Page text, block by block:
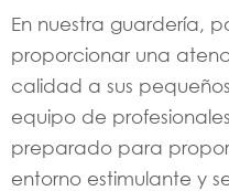
En nuestra guardería,
proporcionar una
calidad a sus
equipo de
preparado para
entorno estimulante y